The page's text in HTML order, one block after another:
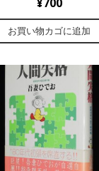
お買い物カゴに追加